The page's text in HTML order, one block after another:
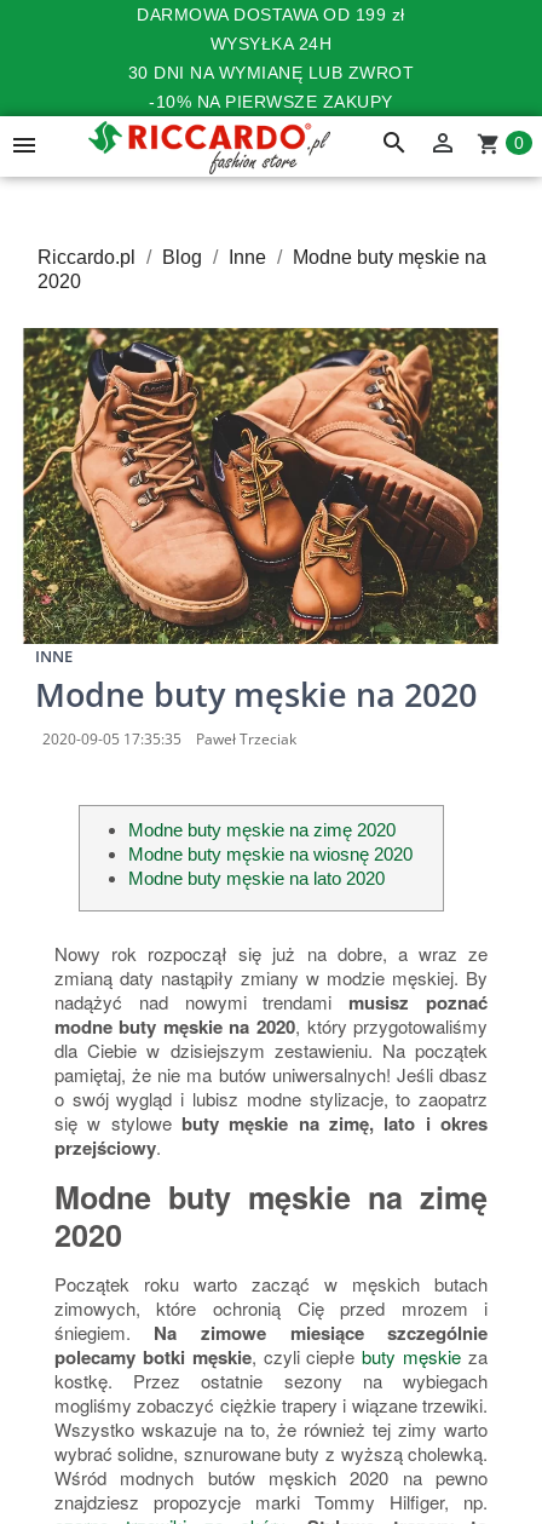
DARMOWA DOSTAWA OD 199 zł
WYSYŁKA 24H
30 DNI NA WYMIANĘ LUB ZWROT
-10% NA PIERWSZE ZAKUPY
 search  shopping_cart 0
Riccardo.pl Blog Inne
Modne buty męskie na
2020
INNE
Modne buty męskie na 2020
2020-09-05 17:35:35 Paweł Trzeciak
Modne buty męskie na zimę 2020
Modne buty męskie na wiosnę 2020
Modne buty męskie na lato 2020
Nowy rok rozpoczął się już na dobre, a wraz ze
zmianą daty nastąpiły zmiany w modzie męskiej. By
nadążyć nad nowymi trendami musisz poznać
modne buty męskie na 2020, który przygotowaliśmy
dla Ciebie w dzisiejszym zestawieniu. Na początek
pamiętaj, że nie ma butów uniwersalnych! Jeśli dbasz
o swój wygląd i lubisz modne stylizacje, to zaopatrz
się w stylowe buty męskie na zimę, lato i okres
przejściowy.
Modne buty męskie na zimę
2020
Początek roku warto zacząć w męskich butach
zimowych, które ochronią Cię przed mrozem i
śniegiem. Na zimowe miesiące szczególnie
polecamy botki męskie, czyli ciepłebuty męskie za
kostkę. Przez ostatnie sezony na wybiegach
mogliśmy zobaczyć ciężkie trapery i wiązane trzewiki.
Wszystko wskazuje na to, że również tej zimy warto
wybrać solidne, sznurowane buty z wyższą cholewką.
Wśród modnych butów męskich 2020 na pewno
znajdziesz propozycje marki Tommy Hilfiger, np.